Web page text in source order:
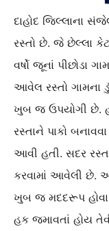
દાહોદ જિલ્લાના
રસ્તો છે. જે છેલ્લા
વર્ષો જૂનાં પીછોડા
આવેલ રસ્તો ગામના
ખુબ જ ઉપયોગી છે.
રસ્તાને પાકો
આવી હતી. સદર
કરવામાં આવેલી છે. આ
ખુબ જ મદદરૂપ હોવા
હક જમાવતાં હોય